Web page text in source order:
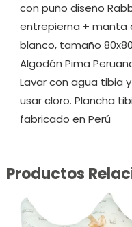
con puño diseño
entrepierna + manta
blanco, tamaño
Algodón Pima
Lavar con agua tibia
usar cloro. Plancha
fabricado en Perú
Productos